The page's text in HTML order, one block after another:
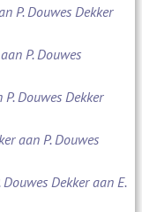
P. Douwes Dekker
P. Douwes
Douwes Dekker
aan P. Douwes
Dekker aan E.